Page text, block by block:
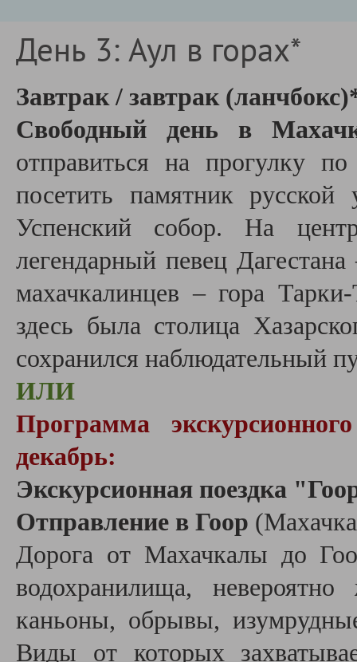
День 3: Аул в горах*
Завтрак / завтрак
Свободный день в
отправиться на прогулку
посетить памятник
Успенский собор. На
легендарный певец
махачкалинцев – гора
здесь была столица
сохранился наблюдательный
ИЛИ
Программа
декабрь:
Экскурсионная поездка
Отправление в Гоор
Дорога от Махачкалы до
водохранилища,
каньоны, обрывы,
Виды от которых